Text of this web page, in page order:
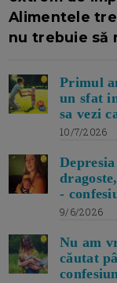
Alimentele
nu trebuie să
Primul
un sfat
sa vezi
10/7/2026
-
9/6/2026
Nu am
căutat